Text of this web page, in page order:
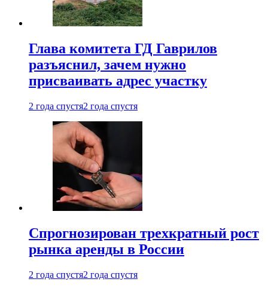
Глава комитета ГД Гаврилов
разъяснил, зачем нужно
присваивать адрес участку
2 года спустя2 года спустя
Спрогнозирован трехкратный рост
рынка аренды в России
2 года спустя2 года спустя